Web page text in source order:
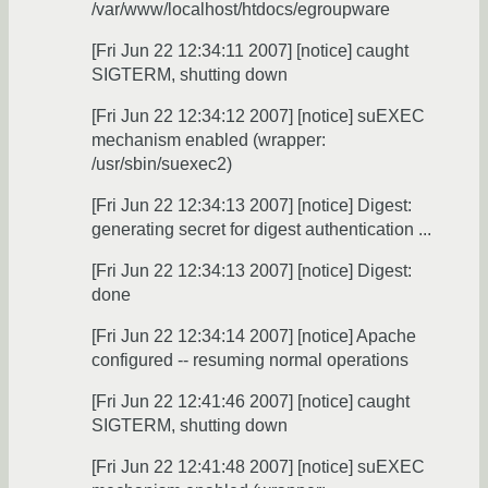
/var/www/localhost/htdocs/egroupware
[Fri Jun 22 12:34:11 2007] [notice] caught
SIGTERM, shutting down
[Fri Jun 22 12:34:12 2007] [notice] suEXEC
mechanism enabled (wrapper:
/usr/sbin/suexec2)
[Fri Jun 22 12:34:13 2007] [notice] Digest:
generating secret for digest authentication ...
[Fri Jun 22 12:34:13 2007] [notice] Digest:
done
[Fri Jun 22 12:34:14 2007] [notice] Apache
configured -- resuming normal operations
[Fri Jun 22 12:41:46 2007] [notice] caught
SIGTERM, shutting down
[Fri Jun 22 12:41:48 2007] [notice] suEXEC